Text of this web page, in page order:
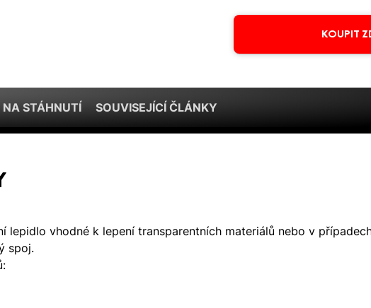
KOUPIT
STÁHNUTÍ SOUVISEJÍCÍ ČLÁNKY
lepidlo vhodné k lepení transparentních materiálů nebo v
spoj.